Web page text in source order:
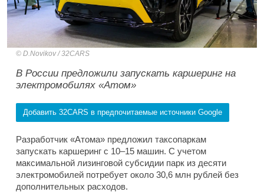
D.Novikov / 32CARS
В России предложили запускать каршеринг на
электромобилях «Атом»
Добавить 32CARS в предпочитаемые источники Google
Разработчик «Атома» предложил таксопаркам
запускать каршеринг с 10–15 машин. С учетом
максимальной лизинговой субсидии парк из десяти
электромобилей потребует около 30,6 млн рублей без
дополнительных расходов.